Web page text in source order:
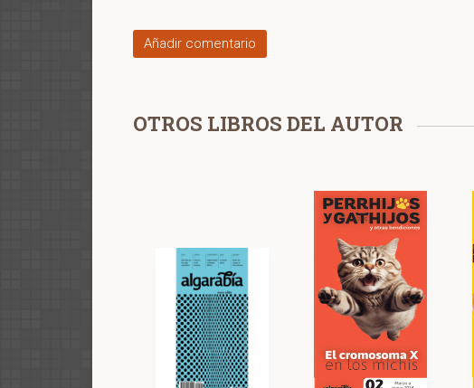
Añadir comentario
OTROS LIBROS DEL AUTOR